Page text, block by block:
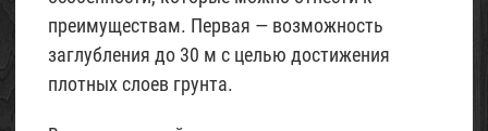
преимуществам. Первая — возможность
заглубления до 30 м с целью достижения
плотных слоев грунта.